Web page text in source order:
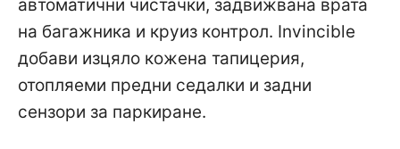
автоматични чистачки, задвижвана врата
на багажника и круиз контрол. Invincible
добави изцяло кожена тапицерия,
отопляеми предни седалки и задни
сензори за паркиране.